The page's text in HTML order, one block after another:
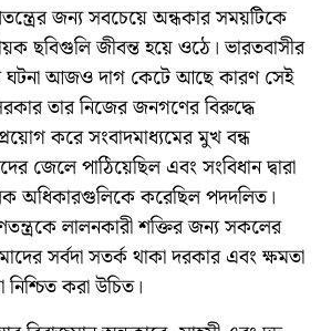
জন্য সবচেয়ে অন্ধকার সময়টিকে
ছবিগুলি জীবন্ত হয়ে ওঠে। ভারতবাসীর
ঘটনা আজও দাগ কেটে আছে কারণ সেই
তার নিজের জনগণের বিরুদ্ধে
করে সংবাদমাধ্যমের মুখ বন্ধ
জেলে পাঠিয়েছিল এবং সংবিধান দ্বারা
অধিকারগুলিকে করেছিল পদদলিত।
লালনকারী শক্তির জন্য সকলের
সর্বদা সতর্ক থাকা দরকার এবং ক্ষমতা
নিশ্চিত করা উচিত।